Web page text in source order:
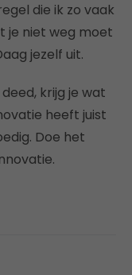
die ik zo vaak
je niet weg moet
jezelf uit.
krijg je wat
heeft juist
Doe het